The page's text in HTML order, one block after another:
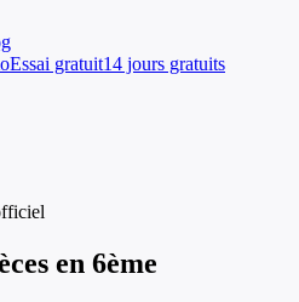
Essai gratuit14 jours gratuits
en 6ème